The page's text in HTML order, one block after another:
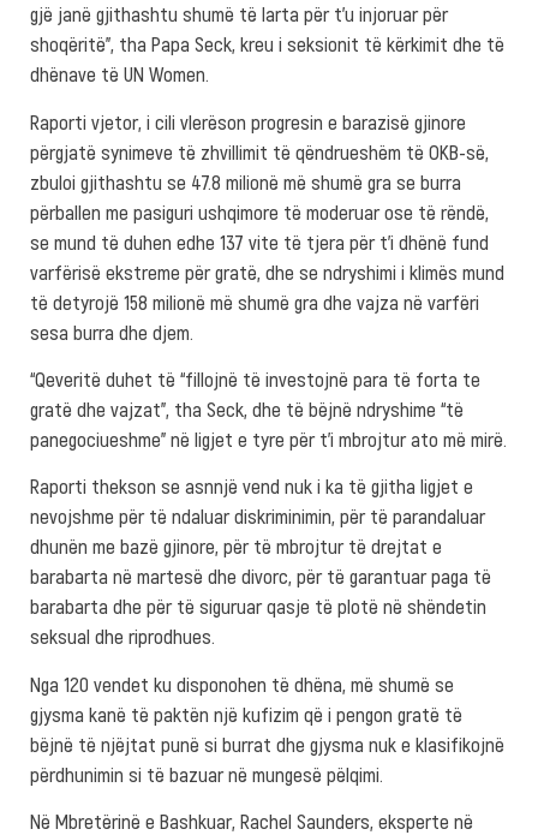
gjë janë gjithashtu shumë të larta për t’u injoruar për
shoqëritë”, tha Papa Seck, kreu i seksionit të kërkimit dhe të
dhënave të UN Women.
Raporti vjetor, i cili vlerëson progresin e barazisë gjinore
përgjatë synimeve të zhvillimit të qëndrueshëm të OKB-së,
zbuloi gjithashtu se 47.8 milionë më shumë gra se burra
përballen me pasiguri ushqimore të moderuar ose të rëndë,
se mund të duhen edhe 137 vite të tjera për t’i dhënë fund
varfërisë ekstreme për gratë, dhe se ndryshimi i klimës mund
të detyrojë 158 milionë më shumë gra dhe vajza në varfëri
sesa burra dhe djem.
“Qeveritë duhet të “fillojnë të investojnë para të forta te
gratë dhe vajzat”, tha Seck, dhe të bëjnë ndryshime “të
panegociueshme” në ligjet e tyre për t’i mbrojtur ato më mirë.
Raporti thekson se asnnjë vend nuk i ka të gjitha ligjet e
nevojshme për të ndaluar diskriminimin, për të parandaluar
dhunën me bazë gjinore, për të mbrojtur të drejtat e
barabarta në martesë dhe divorc, për të garantuar paga të
barabarta dhe për të siguruar qasje të plotë në shëndetin
seksual dhe riprodhues.
Nga 120 vendet ku disponohen të dhëna, më shumë se
gjysma kanë të paktën një kufizim që i pengon gratë të
bëjnë të njëjtat punë si burrat dhe gjysma nuk e klasifikojnë
përdhunimin si të bazuar në mungesë pëlqimi.
Në Mbretërinë e Bashkuar, Rachel Saunders, eksperte në